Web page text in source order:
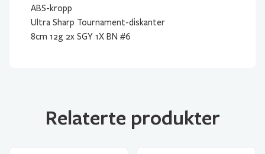
ABS-kropp
Ultra Sharp Tournament-diskanter
8cm 12g 2x SGY 1X BN #6
Relaterte produkter